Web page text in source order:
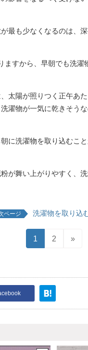
最も少なくなるのは、
ますから、早朝でも洗濯
太陽が照りつく正午あ
濯物が一気に乾きそう
に洗濯物を取り込むこ
が舞い上がりやすく、
ページ 洗濯物を取り込
1 2 »